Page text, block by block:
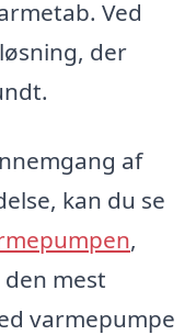
Ved
der
af
kan du se
,
mest
varmepumpe